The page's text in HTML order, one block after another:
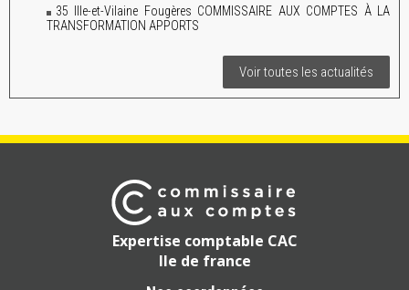
35 Ille-et-Vilaine Fougères COMMISSAIRE AUX COMPTES À LA
TRANSFORMATION APPORTS
Voir toutes les actualités
Expertise comptable CAC
Ile de france